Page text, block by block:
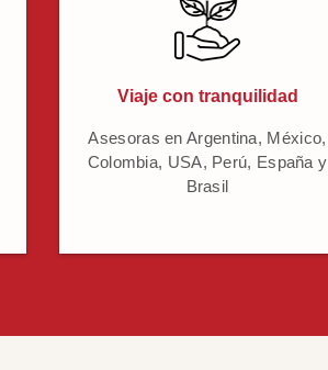
Viaje con tranquilidad
Asesoras en Argentina, México,
Colombia, USA, Perú, España y
Brasil